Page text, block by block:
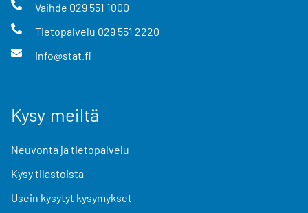
Vaihde 029 551 1000
Tietopalvelu 029 551 2220
info@stat.fi
Kysy meiltä
Neuvonta ja tietopalvelu
Kysy tilastoista
Usein kysytyt kysymykset